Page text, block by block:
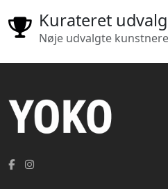
Kurateret udvalg
Nøje udvalgte